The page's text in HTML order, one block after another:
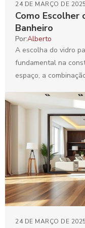
Como Escolher
Banheiro
24 DE MARÇO DE 2025
Por:Alberto
A escolha do vidro
fundamental na
espaço, a
24 DE MARÇO DE 2025